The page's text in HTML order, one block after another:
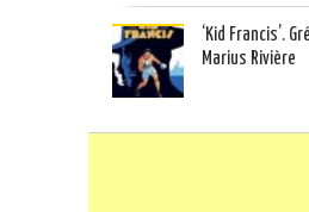
‘Kid Francis’.
Marius Rivière